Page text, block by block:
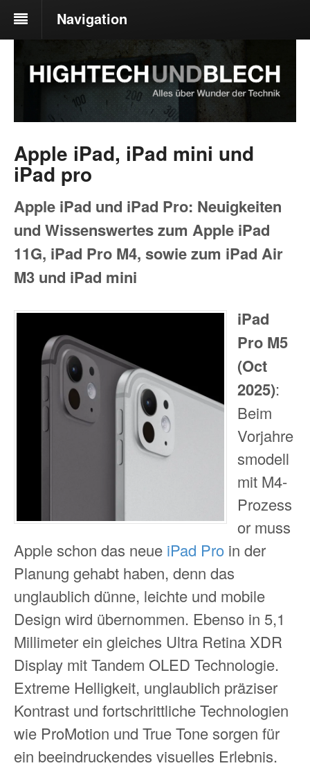
Navigation
Apple iPad, iPad mini und
iPad pro
Apple iPad und iPad Pro: Neuigkeiten
und Wissenswertes zum Apple iPad
11G, iPad Pro M4, sowie zum iPad Air
M3 und iPad mini
iPad
Pro M5
(Oct
2025):
Beim
Vorjahre
smodell
mit M4-
Prozess
or muss
Apple schon das neue iPad Pro in der
Planung gehabt haben, denn das
unglaublich dünne, leichte und mobile
Design wird übernommen. Ebenso in 5,1
Millimeter ein gleiches Ultra Retina XDR
Display mit Tandem OLED Technologie.
Extreme Helligkeit, unglaublich präziser
Kontrast und fortschrittliche Technologien
wie ProMotion und True Tone sorgen für
ein beein­druckendes visuelles Erlebnis.